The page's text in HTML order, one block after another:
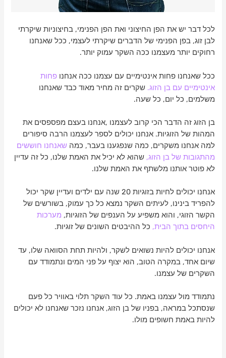
לכל דבר יש את הפן החיצוני ואת הפן הפנימי, בחיצוניות שיקרתי
לבן זוג, בפן הפנימי של הדברים שיקרתי לעצמי, ככל שאנחנו
רחוקים יותר מעצמנו ככה השקר עמוק יותר.
ככל שאנחנו פחות אינטימיים עם עצמנו ככה אנחנופחות
אינטימיים עם בן הזוג. שקרים זה מחיר מאוד כבד שאנחנו
משלמים, כל יום, כל שעה.
בן הזוג זה הדבר הכי קרוב לעצמנו ,אנחנו בעצם מפספסים את
המהות של הזוגיות. אנחנו יכולים לספר לעצמנו הרבה סיפורים
למה אנחנו משקרים, כמה שנפגענו בעבר, כמהשאנחנו חוששים
מהתגובות של בן הזוג, שהוא לא יכיל את האמת שלנו, כל זה עדיין
לא פוטר אותנו מלשתף את האמת שלנו.
אנחנו יכולים לחיות בזוגיות 20 שנה עם ילדים ועדיין שקר יכול
להפריד בינינו, לעיתים השקר נמצא כל כך עמוק, בשורשים של
הקשר הזוגי, והוא משפיע על הענפים של הזוגיות, מערכות
היחסים בתוך הבית, כל ההיבטים השונים של זוגיות.
אנחנו יכולים להיות נשואים לשקר, ולהיות תחת הסוואה שלו, עד
שיום אחד, במקרה הטוב, הוא יצוף על פני המים ונתמודד עם
השקרים של עצמנו.
נתמודד מול עצמנו באמת. כל עוד השקר תלוי באוויר כל פעם
שנסתכל במראה, בפניו של בן הזוג, אנחנו נזכר שאנחנו לא יכולים
להיות באמת חשופים מולו.